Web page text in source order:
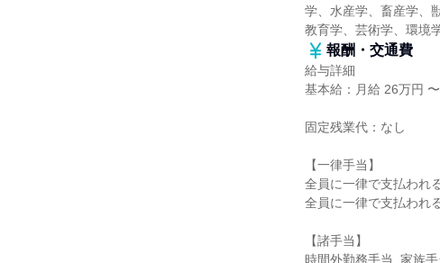
学、水産学、畜産学、
教育学、芸術学、環境
報酬・交通費
給与詳細
基本給：月給 26万円
固定残業代：なし
【一律手当】
全員に一律で支払われ
全員に一律で支払われ
【諸手当】
時間外勤務手当, 家族